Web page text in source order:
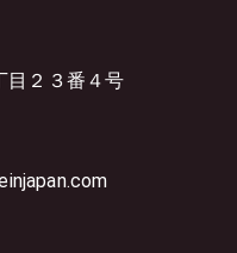
目２３番４号